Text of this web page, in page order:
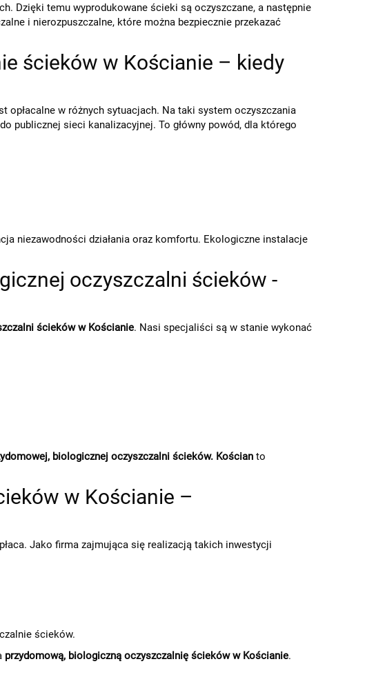
Dzięki temu wyprodukowane ścieki są oczyszczane, a następnie
i nierozpuszczalne, które można bezpiecznie przekazać
ścieków w Kościanie – kiedy
opłacalne w różnych sytuacjach. Na taki system oczyszczania
publicznej sieci kanalizacyjnej. To główny powód, dla którego
niezawodności działania oraz komfortu. Ekologiczne instalacje
oczyszczalni ścieków -
ścieków w Kościanie. Nasi specjaliści są w stanie wykonać
biologicznej oczyszczalni ścieków. Kościan to
w Kościanie –
Jako firma zajmująca się realizacją takich inwestycji
ścieków.
przydomową, biologiczną oczyszczalnię ścieków w Kościanie.